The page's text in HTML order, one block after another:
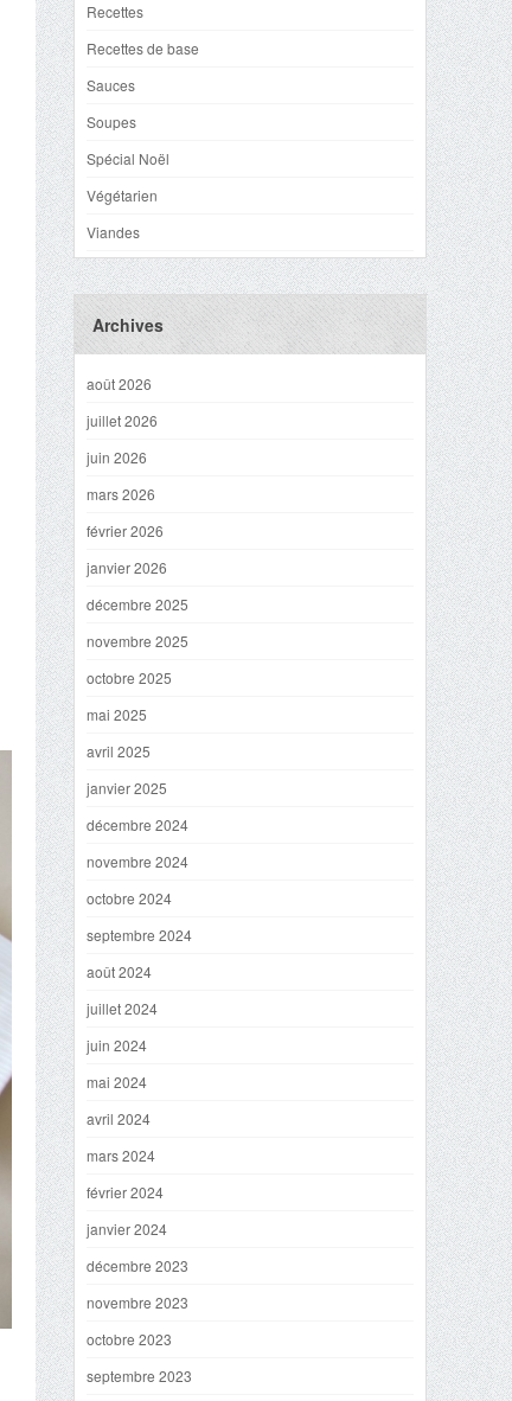
Recettes
Recettes de base
Sauces
Soupes
Spécial Noël
Végétarien
Viandes
Archives
août 2026
juillet 2026
juin 2026
mars 2026
février 2026
janvier 2026
décembre 2025
novembre 2025
octobre 2025
mai 2025
avril 2025
janvier 2025
décembre 2024
novembre 2024
octobre 2024
septembre 2024
août 2024
juillet 2024
juin 2024
mai 2024
avril 2024
mars 2024
février 2024
janvier 2024
décembre 2023
novembre 2023
octobre 2023
septembre 2023